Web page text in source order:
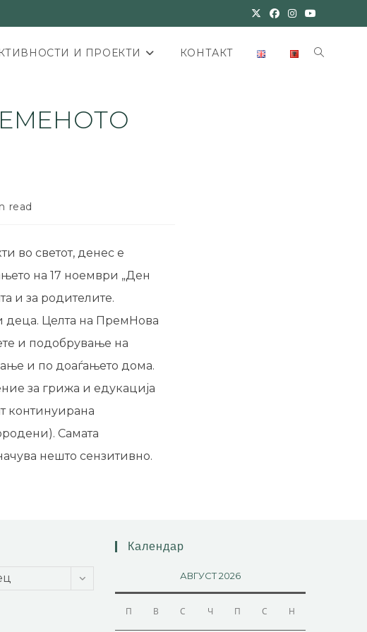
И ПРОЕКТИ КОНТАКТ
read
во светот, денес е
на 17 ноември „Ден
и за родителите.
деца. Целта на ПремНова
и подобрување на
и по доаѓањето дома.
за грижа и едукација
континуирана
Самата
нешто сензитивно.
Календар
АВГУСТ 2026
П В С Ч П С Н